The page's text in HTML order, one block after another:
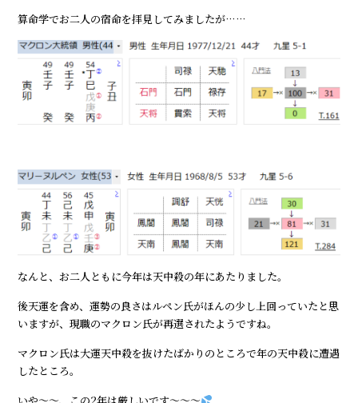
算命学でお二人の宿命を拝見してみましたが……
なんと、お二人ともに今年は天中殺の年にあたりました。
後天運を含め、運勢の良さはルペン氏がほんの少し上回っていたと思
いますが、現職のマクロン氏が再選されたようですね。
マクロン氏は大運天中殺を抜けたばかりのところで年の天中殺に遭遇
したところ。